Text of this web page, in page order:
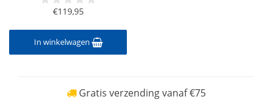
€119,95
In winkelwagen
Gratis verzending vanaf €75